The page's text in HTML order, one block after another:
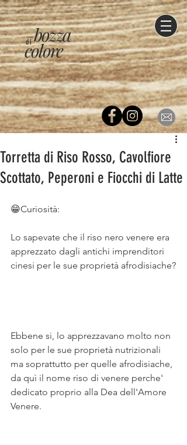
di
colore
bozza
Torretta di Riso Rosso, Cavolfiore
Scottato, Peperoni e Fiocchi di Latte
😁Curiosità:⠀
Lo sapevate che il riso nero venere era
apprezzato dagli antichi imprenditori
cinesi per le sue proprietà afrodisiache?
Ebbene si, lo apprezzavano molto non
solo per le sue proprietà nutrizionali
ma soprattutto per quelle afrodisiache,
da quì il nome riso di venere perche'
dedicato proprio alla Dea dell'Amore
Venere.⠀